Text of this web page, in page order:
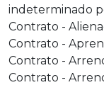
indeterminado
Contrato -
Contrato -
Contrato -
Contrato -